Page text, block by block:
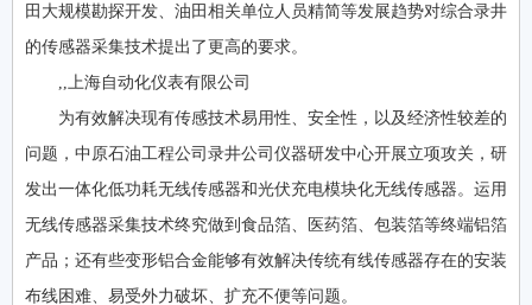
田大规模勘探开发、油田相关单位人员精简等发展趋势对综合录井
的传感器采集技术提出了更高的要求。
,,上海自动化仪表有限公司
为有效解决现有传感技术易用性、安全性，以及经济性较差的
问题，中原石油工程公司录井公司仪器研发中心开展立项攻关，研
发出一体化低功耗无线传感器和光伏充电模块化无线传感器。运用
无线传感器采集技术终究做到食品箔、医药箔、包装箔等终端铝箔
产品；还有些变形铝合金能够有效解决传统有线传感器存在的安装
布线困难、易受外力破坏、扩充不便等问题。